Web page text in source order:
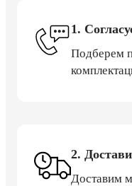
1.
Подберем
2.
Доставим